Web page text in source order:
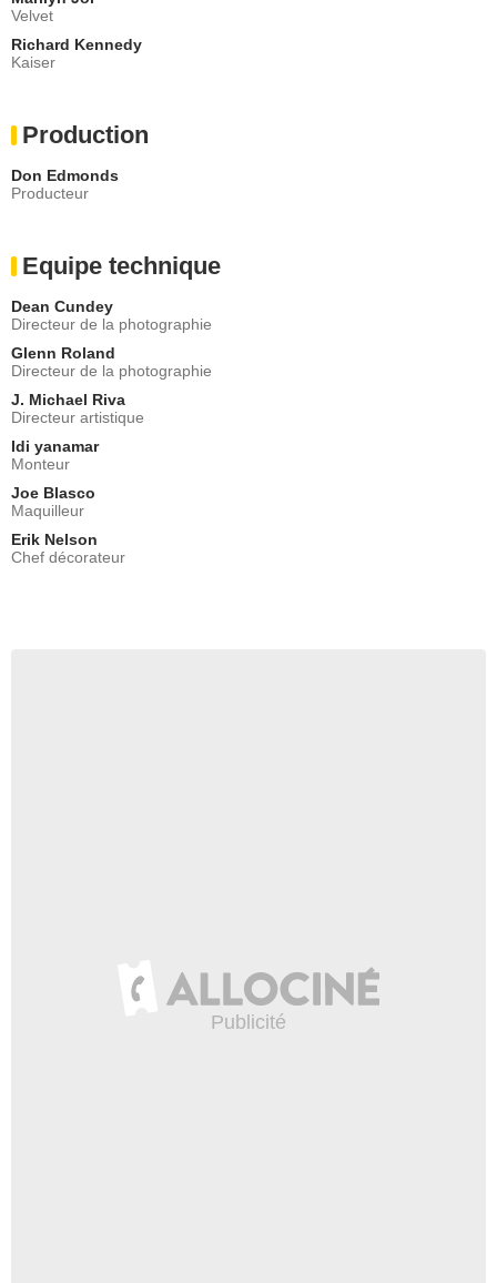
Velvet
Richard Kennedy
Kaiser
Production
Don Edmonds
Producteur
Equipe technique
Dean Cundey
Directeur de la photographie
Glenn Roland
Directeur de la photographie
J. Michael Riva
Directeur artistique
Idi yanamar
Monteur
Joe Blasco
Maquilleur
Erik Nelson
Chef décorateur